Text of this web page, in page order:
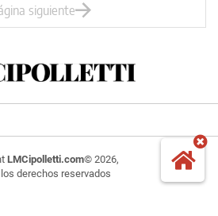
siguiente
LMCipolletti.com© 2026,
derechos reservados